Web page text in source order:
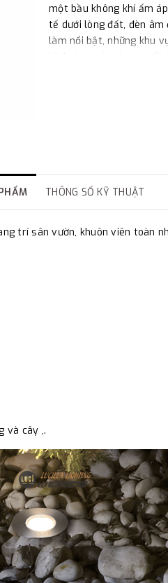
một bầu không khí ấm
tế dưới lòng đất, đèn âm
làm nổi bật, những khu
hồ bơi và sân thượng.
điểm nhấn độc đáo, thể
THÔNG SỐ KỸ THUẬT
trí sân vườn, khuôn viên toàn
và cây ,.